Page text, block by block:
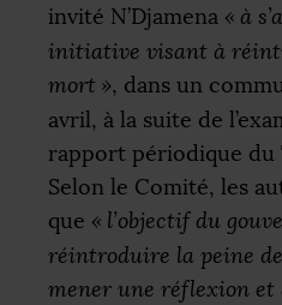
invité N’Djamena « à
initiative visant à
mort », dans un
avril, à la suite de
rapport périodique du
Selon le Comité, les
que « l’objectif du
réintroduire la peine
mener une réflexion et